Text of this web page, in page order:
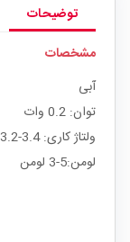
توضیحات
مشخصات
آبی
توان: 0.2 وات
ولتاژ کاری: 3.4-3.2 ولت
لومن:5-3 لومن